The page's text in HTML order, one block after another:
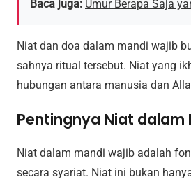
Baca juga: Umur Berapa Saja
Niat dan doa dalam mandi wajib
sahnya ritual tersebut. Niat yang
hubungan antara manusia dan
Pentingnya Niat dalam
Niat dalam mandi wajib adalah
secara syariat. Niat ini bukan